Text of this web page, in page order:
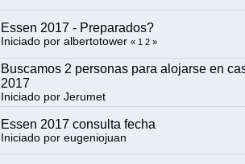
Essen 2017 - Preparados?
Iniciado por albertotower « 1 2 »
Buscamos 2 personas para alojarse en
2017
Iniciado por Jerumet
Essen 2017 consulta fecha
Iniciado por eugeniojuan